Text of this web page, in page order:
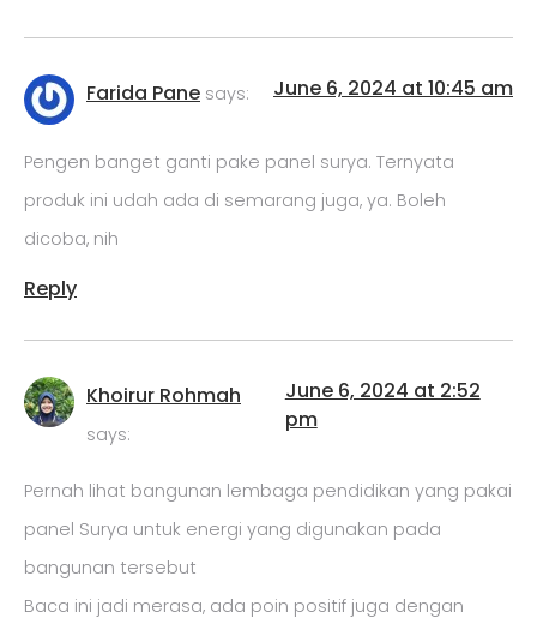
Farida Pane says: June 6, 2024 at 10:45 am
Pengen banget ganti pake panel surya. Ternyata
produk ini udah ada di semarang juga, ya. Boleh
dicoba, nih
Reply
Khoirur Rohmah
says:
June 6, 2024 at 2:52
pm
Pernah lihat bangunan lembaga pendidikan yang pakai
panel Surya untuk energi yang digunakan pada
bangunan tersebut
Baca ini jadi merasa, ada poin positif juga dengan